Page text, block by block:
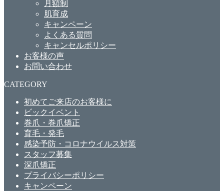
月額制
肌育成
キャンペーン
よくある質問
キャンセルポリシー
お客様の声
お問い合わせ
CATEGORY
初めてご来店のお客様に
ビックイベント
巻爪・巻爪矯正
育毛・発毛
感染予防・コロナウイルス対策
スタッフ募集
深爪矯正
プライバシーポリシー
キャンペーン